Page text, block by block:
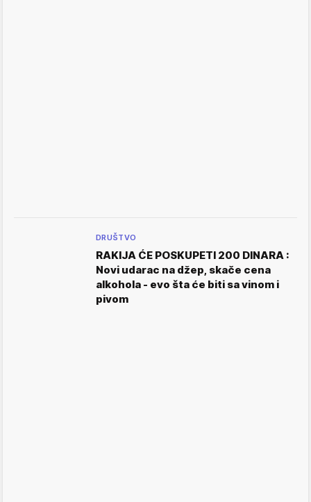
DRUŠTVO
RAKIJA ĆE POSKUPETI 200 DINARA :
Novi udarac na džep, skače cena
alkohola - evo šta će biti sa vinom i
pivom